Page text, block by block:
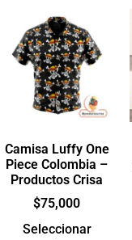
Camisa Luffy One
Piece Colombia –
Productos Crisa
$75,000
Seleccionar